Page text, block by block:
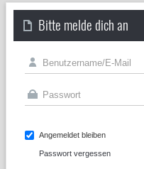
Bitte melde dich an
Angemeldet bleiben
Passwort vergessen